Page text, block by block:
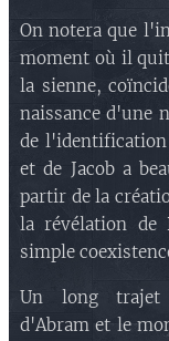
On notera que
moment où il
la sienne,
naissance d'une
de l'identification
et de Jacob a
partir de la
la révélation de
simple
Un long trajet
d'Abram et le